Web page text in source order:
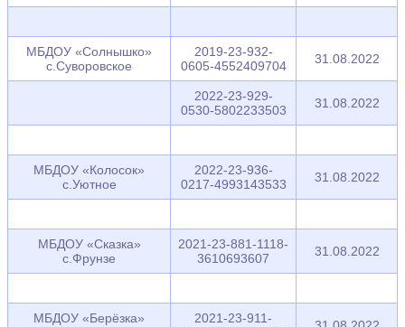
МБДОУ «Солнышко»
с.Суворовское
2019-23-932-
0605-4552409704
31.08.2022
2022-23-929-
0530-5802233503
31.08.2022
МБДОУ «Колосок»
с.Уютное
2022-23-936-
0217-4993143533
31.08.2022
МБДОУ «Сказка»
с.Фрунзе
2021-23-881-1118-
3610693607
31.08.2022
МБДОУ «Берёзка»
2021-23-911-